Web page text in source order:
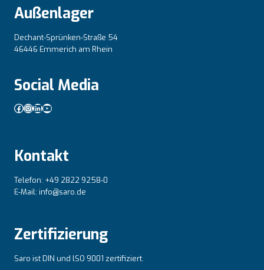
Außenlager
Dechant-Sprünken-Straße 54
46446 Emmerich am Rhein
Social Media
Facebook
Instagram
LinkedIn
YouTube
Kontakt
Telefon: +49 2822 9258-0
E-Mail: info@saro.de
Zertifizierung
Saro ist DIN und lSO 9001 zertifiziert.